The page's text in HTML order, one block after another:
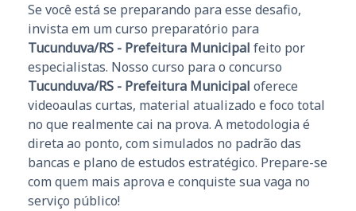
Se você está se preparando para esse desafio,
invista em um curso preparatório para
Tucunduva/RS - Prefeitura Municipal feito por
especialistas. Nosso curso para o concurso
Tucunduva/RS - Prefeitura Municipal oferece
videoaulas curtas, material atualizado e foco total
no que realmente cai na prova. A metodologia é
direta ao ponto, com simulados no padrão das
bancas e plano de estudos estratégico. Prepare-se
com quem mais aprova e conquiste sua vaga no
serviço público!